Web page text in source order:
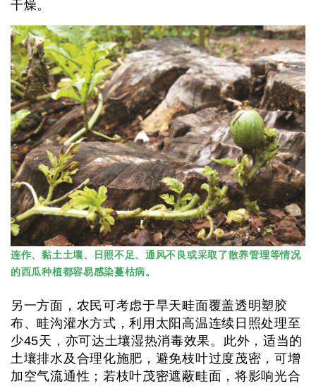
干燥。
连作、黏土土壤、日照不足、通风不良或采取了散养管理等情况
的西瓜种植都容易感染蔓枯病。
另一方面，农民可考虑于旱天畦面覆盖透明塑胶
布、畦沟灌水方式，利用太阳高温连续日照处理至
少45天，亦可达土壤湿热消毒效果。此外，适当的
土壤排水及合理化施肥，避免枝叶过度茂密，可增
加空气流通性；若枝叶茂密遮蔽畦面，将影响光合